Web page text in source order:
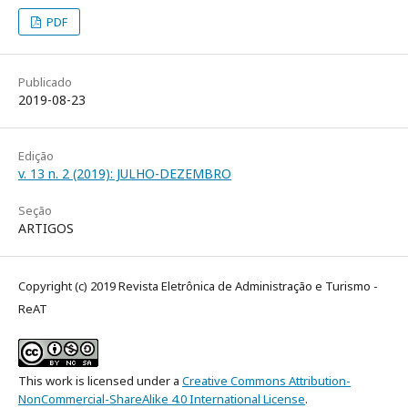
PDF
Publicado
2019-08-23
Edição
v. 13 n. 2 (2019): JULHO-DEZEMBRO
Seção
ARTIGOS
Copyright (c) 2019 Revista Eletrônica de Administração e Turismo -
ReAT
This work is licensed under a Creative Commons Attribution-
NonCommercial-ShareAlike 4.0 International License.